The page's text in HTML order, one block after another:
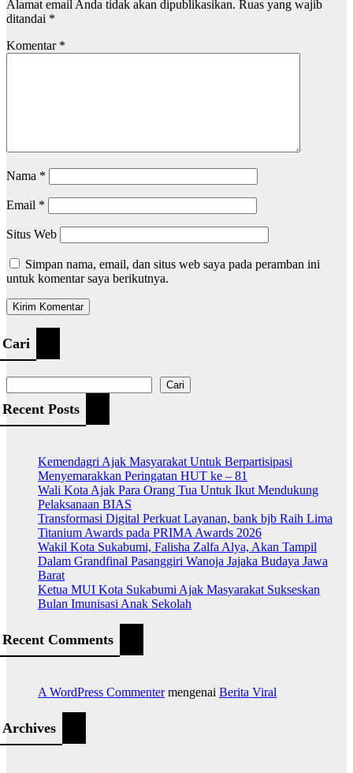
Alamat email Anda tidak akan dipublikasikan. Ruas yang wajib
ditandai *
Komentar *
Nama *
Email *
Situs Web
Simpan nama, email, dan situs web saya pada peramban ini
untuk komentar saya berikutnya.
Cari
Cari
Recent Posts
Kemendagri Ajak Masyarakat Untuk Berpartisipasi
Menyemarakkan Peringatan HUT ke – 81
Wali Kota Ajak Para Orang Tua Untuk Ikut Mendukung
Pelaksanaan BIAS
Transformasi Digital Perkuat Layanan, bank bjb Raih Lima
Titanium Awards pada PRIMA Awards 2026
Wakil Kota Sukabumi, Falisha Zalfa Alya, Akan Tampil
Dalam Grandfinal Pasanggiri Wanoja Jajaka Budaya Jawa
Barat
Ketua MUI Kota Sukabumi Ajak Masyarakat Sukseskan
Bulan Imunisasi Anak Sekolah
Recent Comments
A WordPress Commentermengenai Berita Viral
Archives